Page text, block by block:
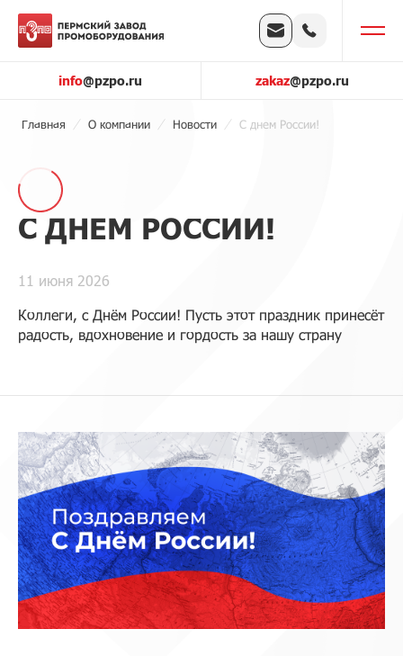
info@pzpo.ru zakaz@pzpo.ru
Главная О компании Новости С днем России!
С ДНЕМ РОССИИ!
11 июня 2026
Коллеги, с Днём России! Пусть этот праздник принесёт
радость, вдохновение и гордость за нашу страну